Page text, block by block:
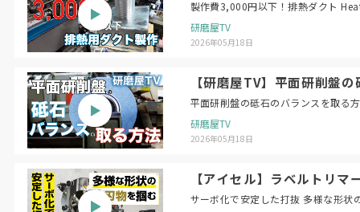
製作
研磨屋TV
2026年05月18日
【研磨屋TV】平面研削
研磨屋TV
2026年05月18日
【アイセル】ラベルトリ
サーボ化で安定した打抜 多様な形状